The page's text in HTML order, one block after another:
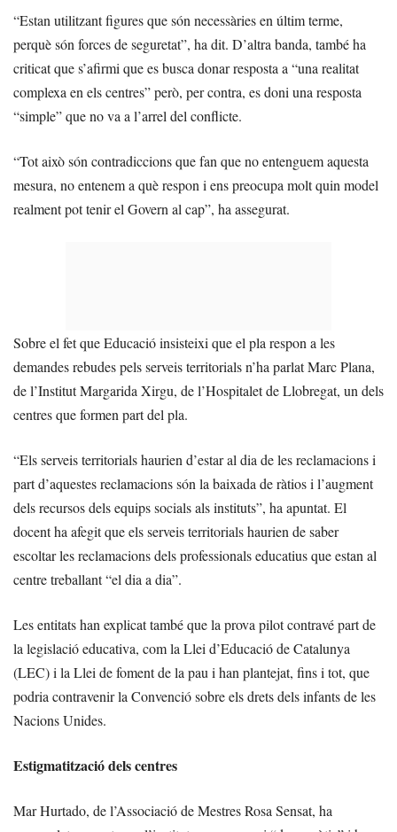
“Estan utilitzant figures que són necessàries en últim terme,
perquè són forces de seguretat”, ha dit. D’altra banda, també ha
criticat que s’afirmi que es busca donar resposta a “una realitat
complexa en els centres” però, per contra, es doni una resposta
“simple” que no va a l’arrel del conflicte.
“Tot això són contradiccions que fan que no entenguem aquesta
mesura, no entenem a què respon i ens preocupa molt quin model
realment pot tenir el Govern al cap”, ha assegurat.
Sobre el fet que Educació insisteixi que el pla respon a les
demandes rebudes pels serveis territorials n’ha parlat Marc Plana,
de l’Institut Margarida Xirgu, de l’Hospitalet de Llobregat, un dels
centres que formen part del pla.
“Els serveis territorials haurien d’estar al dia de les reclamacions i
part d’aquestes reclamacions són la baixada de ràtios i l’augment
dels recursos dels equips socials als instituts”, ha apuntat. El
docent ha afegit que els serveis territorials haurien de saber
escoltar les reclamacions dels professionals educatius que estan al
centre treballant “el dia a dia”.
Les entitats han explicat també que la prova pilot contravé part de
la legislació educativa, com la Llei d’Educació de Catalunya
(LEC) i la Llei de foment de la pau i han plantejat, fins i tot, que
podria contravenir la Convenció sobre els drets dels infants de les
Nacions Unides.
Estigmatització dels centres
Mar Hurtado, de l’Associació de Mestres Rosa Sensat, ha